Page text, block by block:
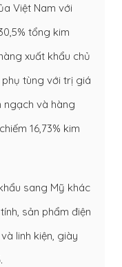
Việt Nam với
tổng kim
xuất khẩu chủ
tùng với trị giá
ngạch và hàng
16,73% kim
sang Mỹ khác
sản phẩm điện
linh kiện, giày